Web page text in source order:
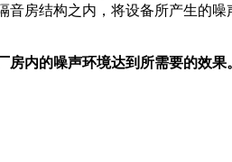
房结构之内，将设备所产生的
内的噪声环境达到所需要的效果